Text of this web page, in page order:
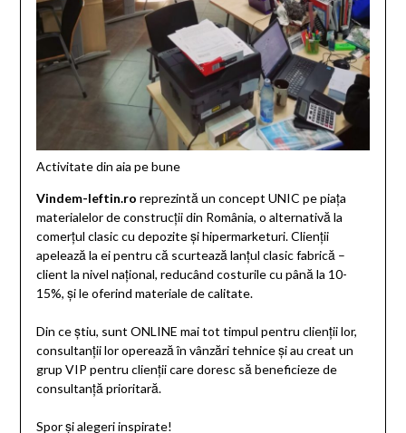
Activitate din aia pe bune
Vindem-Ieftin.ro reprezintă un concept UNIC pe piața
materialelor de construcții din România, o alternativă la
comerțul clasic cu depozite și hipermarketuri. Clienții
apelează la ei pentru că scurtează lanțul clasic fabrică –
client la nivel național, reducând costurile cu până la 10-
15%, și le oferind materiale de calitate.
Din ce știu, sunt ONLINE mai tot timpul pentru clienții lor,
consultanții lor operează în vânzări tehnice și au creat un
grup VIP pentru clienții care doresc să beneficieze de
consultanță prioritară.
Spor și alegeri inspirate!